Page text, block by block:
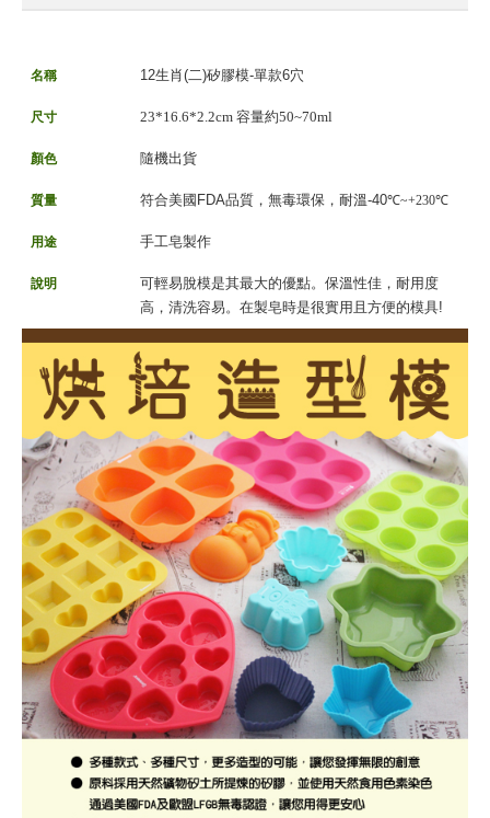
名稱 12生肖(二)矽膠模-單款6穴
尺寸 23*16.6*2.2cm 容量約50~70ml
顏色 隨機出貨
質量 符合美國FDA品質，無毒環保，耐溫-40℃~+230℃
用途 手工皂製作
說明
可輕易脫模是其最大的優點。保溫性佳，耐用度
高，清洗容易。在製皂時是很實用且方便的模具!